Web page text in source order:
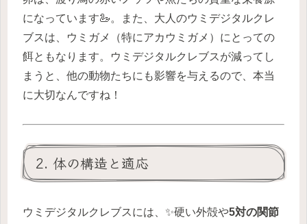
になっています🦢。また、大人のウミデジタルクレ
ブスは、ウミガメ（特にアカウミガメ）にとっての
餌ともなります。ウミデジタルクレブスが減ってし
まうと、他の動物たちにも影響を与えるので、本当
に大切なんですね！
2. 体の構造と適応
ウミデジタルクレブスには、✨硬い外殻や5対の関節